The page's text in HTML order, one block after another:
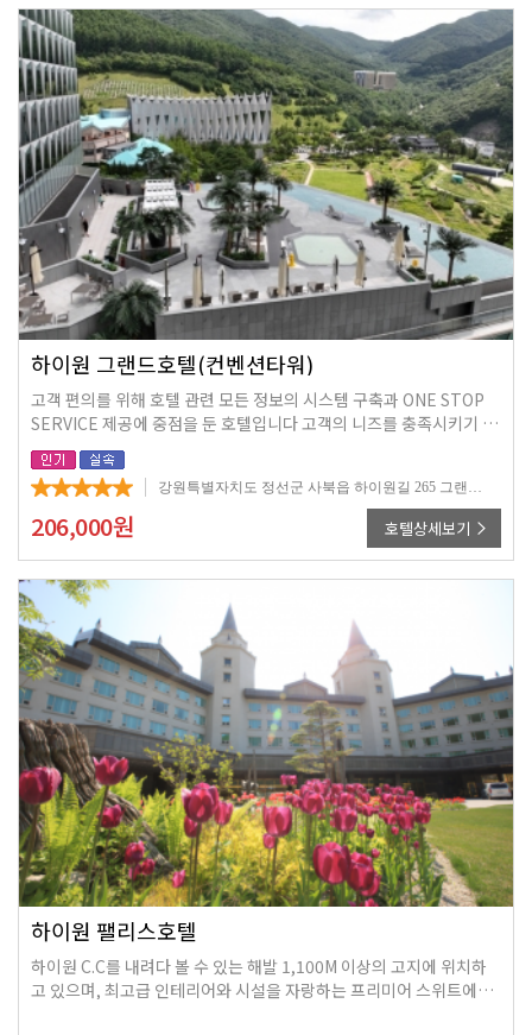
하이원 그랜드호텔(컨벤션타워)
고객 편의를 위해 호텔 관련 모든 정보의 시스템 구축과 ONE STOP
SERVICE 제공에 중점을 둔 호텔입니다 고객의 니즈를 충족시키기 위
해 다양한 유형의 객실을 갖추고 있습니다
강원특별자치도 정선군 사북읍 하이원길 265 그랜드호텔
206,000원 호텔상세보기
하이원 팰리스호텔
하이원 C.C를 내려다 볼 수 있는 해발 1,100M 이상의 고지에 위치하
고 있으며, 최고급 인테리어와 시설을 자랑하는 프리미어 스위트에서